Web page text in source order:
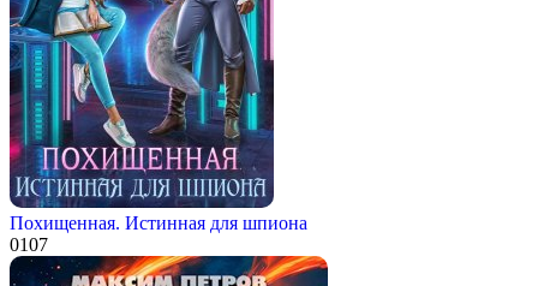
Похищенная. Истинная для шпиона
0107